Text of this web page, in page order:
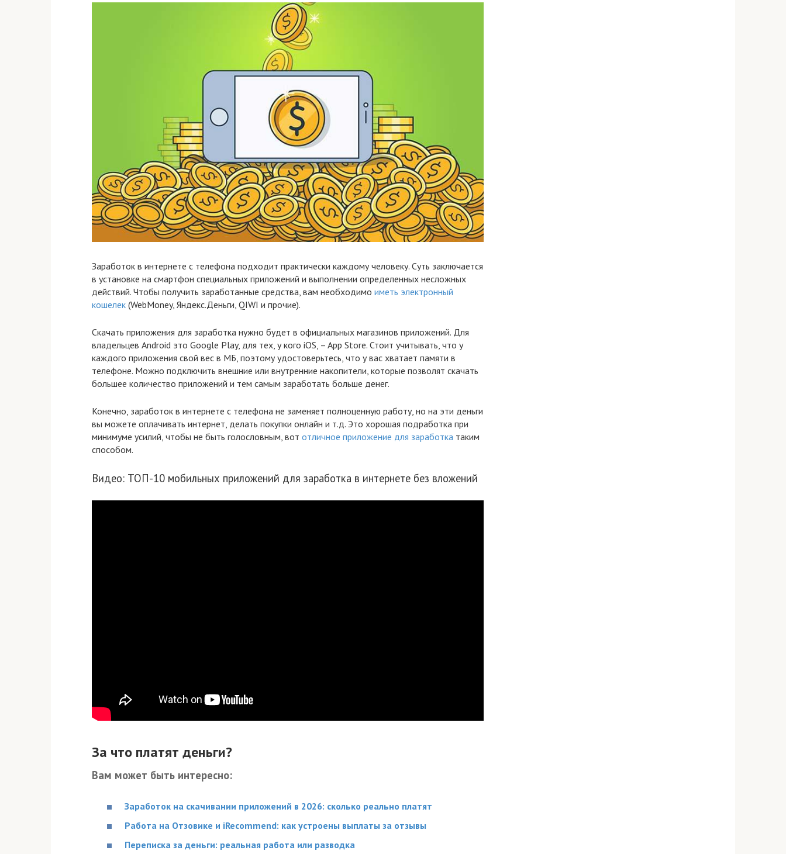
Заработок в интернете с телефона подходит практически каждому человеку. Суть заключается
в установке на смартфон специальных приложений и выполнении определенных несложных
действий. Чтобы получить заработанные средства, вам необходимо иметь электронный
кошелек (WebMoney, Яндекс.Деньги, QIWI и прочие).
Скачать приложения для заработка нужно будет в официальных магазинов приложений. Для
владельцев Android это Google Play, для тех, у кого iOS, – App Store. Стоит учитывать, что у
каждого приложения свой вес в МБ, поэтому удостоверьтесь, что у вас хватает памяти в
телефоне. Можно подключить внешние или внутренние накопители, которые позволят скачать
большее количество приложений и тем самым заработать больше денег.
Конечно, заработок в интернете с телефона не заменяет полноценную работу, но на эти деньги
вы можете оплачивать интернет, делать покупки онлайн и т.д. Это хорошая подработка при
минимуме усилий, чтобы не быть голословным, вот отличное приложение для заработка таким
способом.
Видео: ТОП-10 мобильных приложений для заработка в интернете без вложений
За что платят деньги?
Вам может быть интересно:
Заработок на скачивании приложений в 2026: сколько реально платят
Работа на Отзовике и iRecommend: как устроены выплаты за отзывы
Переписка за деньги: реальная работа или разводка